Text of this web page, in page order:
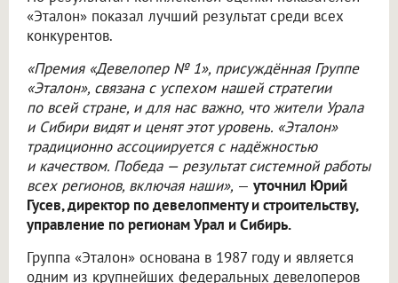
«Эталон» показал лучший результат среди всех
конкурентов.
«Премия «Девелопер № 1», присуждённая Группе
«Эталон», связана с успехом нашей стратегии
по всей стране, и для нас важно, что жители Урала
и Сибири видят и ценят этот уровень. «Эталон»
традиционно ассоциируется с надёжностью
и качеством. Победа — результат системной работы
всех регионов, включая наши», — уточнил Юрий
Гусев, директор по девелопменту и строительству,
управление по регионам Урал и Сибирь.
Группа «Эталон» основана в 1987 году и является
одним из крупнейших федеральных девелоперов